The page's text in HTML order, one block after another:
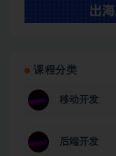
课程分类
移动开发
后端开发